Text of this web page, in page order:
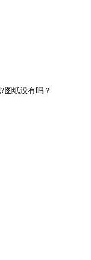
图纸没有吗？